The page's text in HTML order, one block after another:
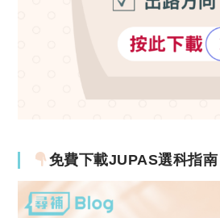
免費下載JUPAS選科指南